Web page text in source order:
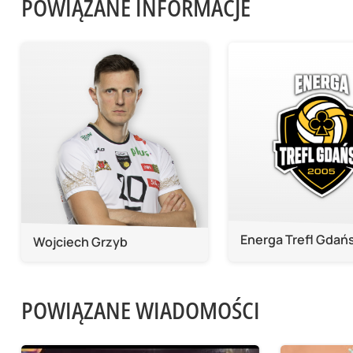
POWIĄZANE INFORMACJE
Wojciech Grzyb Energa Trefl
POWIĄZANE WIADOMOŚCI